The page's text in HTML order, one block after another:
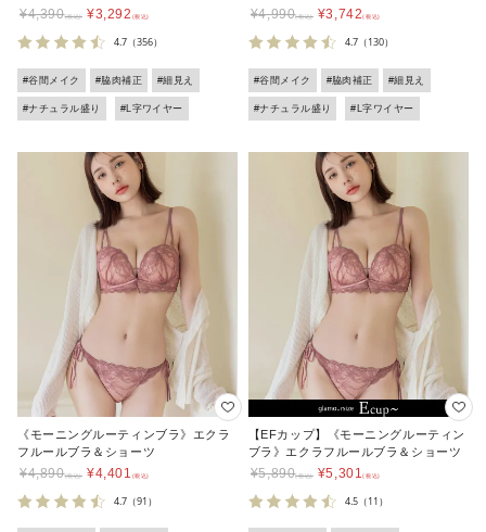
¥4,390 ¥3,292
4.7 （356）
#谷間メイク #脇肉補正 #細見え
#ナチュラル盛り #L字ワイヤー
¥4,990 ¥3,742
4.7（130）
#谷間メイク #脇肉補正 #細見え
#ナチュラル盛り #L字ワイヤー
《モーニングルーティンブラ》エクラ
フルールブラ＆ショーツ
¥4,890 ¥4,401
4.7 （91）
【EFカップ】《モーニングルーティン
ブラ》エクラフルールブラ＆ショーツ
¥5,890 ¥5,301
4.5（11）